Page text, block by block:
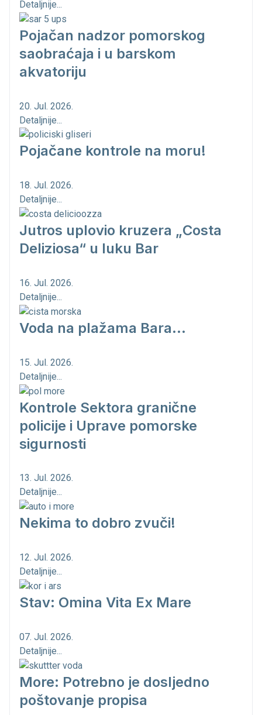
Detaljnije...
Pojačan nadzor pomorskog
saobraćaja i u barskom
akvatoriju
20. Jul. 2026.
Detaljnije...
Pojačane kontrole na moru!
18. Jul. 2026.
Detaljnije...
Jutros uplovio kruzera „Costa
Deliziosa“ u luku Bar
16. Jul. 2026.
Detaljnije...
Voda na plažama Bara...
15. Jul. 2026.
Detaljnije...
Kontrole Sektora granične
policije i Uprave pomorske
sigurnosti
13. Jul. 2026.
Detaljnije...
Nekima to dobro zvuči!
12. Jul. 2026.
Detaljnije...
Stav: Omina Vita Ex Mare
07. Jul. 2026.
Detaljnije...
More: Potrebno je dosljedno
poštovanje propisa